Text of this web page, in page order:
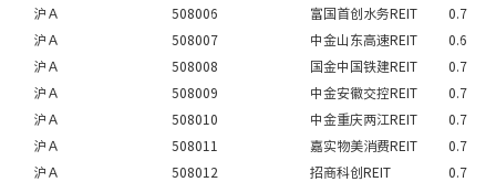
沪Ａ
508006 富国首创水务REIT
0.7
沪Ａ
508007 中金山东高速REIT
0.6
沪Ａ
508008 国金中国铁建REIT
0.7
沪Ａ
508009 中金安徽交控REIT
0.7
沪Ａ
508010 中金重庆两江REIT
0.7
沪Ａ
508011 嘉实物美消费REIT
0.7
沪Ａ
508012 招商科创REIT 0.7